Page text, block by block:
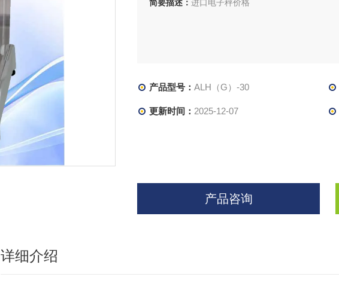
简要描述： 进口电子秤价格
产品型号： ALH（G）-30
更新时间： 2025-12-07
产品咨询
详细介绍